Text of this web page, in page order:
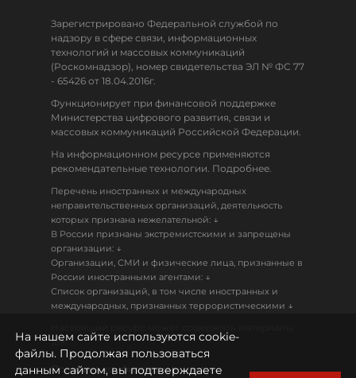
Зарегистрировано Федеральной службой по
надзору в сфере связи, информационных
технологий и массовых коммуникаций
(Роскомнадзор), номер свидетельства ЭЛ № ФС 77
- 65426 от 18.04.2016г.
Функционирует при финансовой поддержке
Министерства цифрового развития, связи и
массовых коммуникаций Российской Федерации.
На информационном ресурсе применяются
рекомендательные технологии. Подробнее.
Перечень иностранных и международных
неправительственных организаций, деятельность
которых признана нежелательной: ↓
В России признаны экстремистскими и запрещены
организации: ↓
Организации, СМИ и физические лица, признанные в
России иностранными агентами: ↓
Список организаций, в том числе иностранных и
международных, признанных террористическими ↓
18+
Политика конфиденциальности
На нашем сайте используются cookie-
файлы. Продолжая пользоваться
данным сайтом, вы подтверждаете